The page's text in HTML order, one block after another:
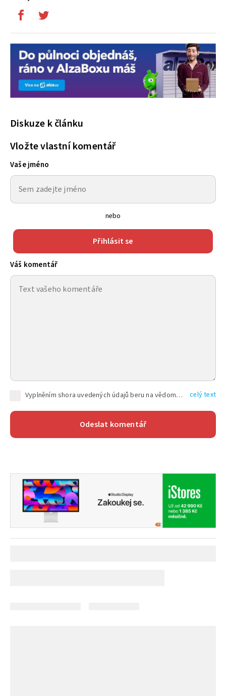
Diskuze k článku
Vložte vlastní komentář
Vaše jméno
nebo
Přihlásit se
Váš komentář
Vyplněním shora uvedených údajů beru na vědomí, že společnost TEXT FACTORY s.r.o., sídlem Brno, Durďákova 336/29, Černá Pole, PSČ: 613 00, IČ: 06157831, zapsané u Krajského soudu v Brně, oddíl C, vložka 100399, bude zpracovávat mé osobní údaje uvedené v rámci mnou vyplněného registračního formuláře na základě oprávněných zájmů TEXT FACTORY s.r.o. dle čl. 6 odst. 1 písm. f) GDPR a pro splnění právních povinností (čl. 6 odst. 1 písm. c) GDPR), a to pro tyto účely: nezbytnost zajistit oprávnění návštěvníka webových stránek provozovaných společností TEXT FACTORY s.r.o. přispívat aktivně ke zveřejněným článkům nebo v rámci diskusních fór a výkon práv TEXT FACTORY s.r.o. jako administrátora těchto diskusních fór. Více informací o zpracování osobních údajů a právech lze nalézt v celý text